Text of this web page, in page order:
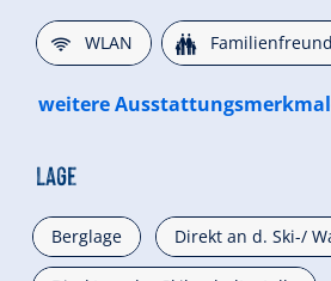
🜉WLAN 🍺
weitere
Lage
Berglage Direkt an d. Ski-/